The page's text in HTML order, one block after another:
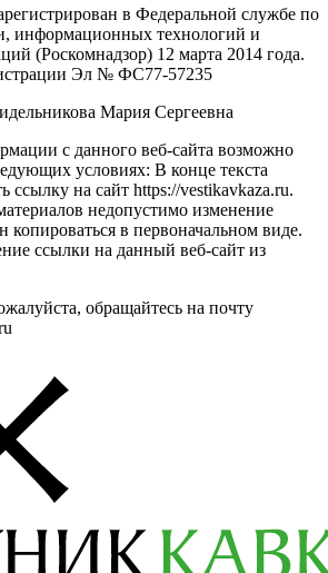
в Федеральной службе по
информационных технологий и
(Роскомнадзор) 12 марта 2014 года.
Эл № ФС77-57235
Мария Сергеевна
с данного веб-сайта возможно
условиях: В конце текста
ссылку на сайт https://vestikavkaza.ru.
недопустимо изменение
копироваться в первоначальном виде.
ссылки на данный веб-сайт из
обращайтесь на почту